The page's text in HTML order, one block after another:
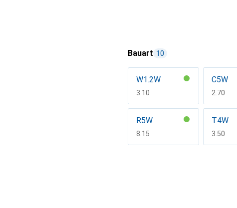
Bauart 10
W1.2W
CHF
3.10
C5W
CHF
2.70
R5W
CHF
8.15
T4W
CHF
3.50